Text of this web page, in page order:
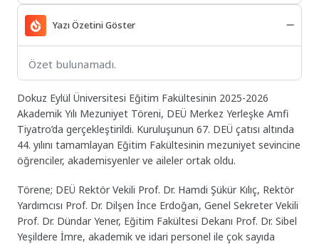
Yazı Özetini Göster
Özet bulunamadı.
Dokuz Eylül Üniversitesi Eğitim Fakültesinin 2025-2026
Akademik Yılı Mezuniyet Töreni, DEÜ Merkez Yerleşke Amfi
Tiyatro’da gerçekleştirildi. Kuruluşunun 67. DEÜ çatısı altında
44. yılını tamamlayan Eğitim Fakültesinin mezuniyet sevincine
öğrenciler, akademisyenler ve aileler ortak oldu.
Törene; DEÜ Rektör Vekili Prof. Dr. Hamdi Şükür Kılıç, Rektör
Yardımcısı Prof. Dr. Dilşen İnce Erdoğan, Genel Sekreter Vekili
Prof. Dr. Dündar Yener, Eğitim Fakültesi Dekanı Prof. Dr. Sibel
Yeşildere İmre, akademik ve idari personel ile çok sayıda